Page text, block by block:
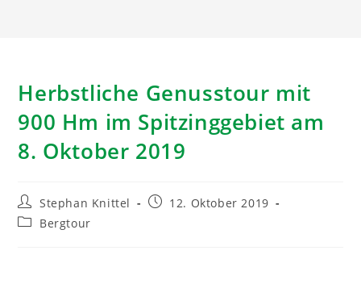
Herbstliche Genusstour mit
900 Hm im Spitzinggebiet am
8. Oktober 2019
Stephan Knittel
12. Oktober 2019
Bergtour